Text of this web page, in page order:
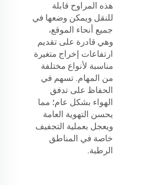
هذه المراوح قابلة
للنقل ويمكن وضعها في
جميع أنحاء الموقع،
وهي قادرة على تقديم
ارتفاعات إخراج متغيرة
مناسبة لأنواع مختلفة
من المهام. تسهم في
الحفاظ على تدفق
الهواء بشكل عام؛ مما
يحسن التهوية العامة
ويعجل بعملية التجفيف
خاصة في المناطق
الرطبة.